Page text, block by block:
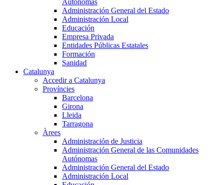
Autónomas
Administración General del Estado
Administración Local
Educación
Empresa Privada
Entidades Públicas Estatales
Formación
Sanidad
Catalunya
Accedir a Catalunya
Províncies
Barcelona
Girona
Lleida
Tarragona
Àrees
Administración de Justicia
Administración General de las Comunidades
Autónomas
Administración General del Estado
Administración Local